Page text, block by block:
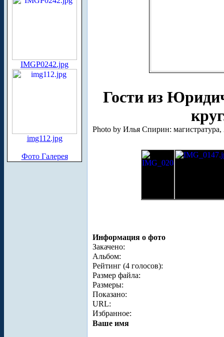
IMGP0242.jpg
img112.jpg
Фото Галерея
Гости из
Photo by Илья Спирин: магистратура,
Информация о фото
Закачено:
Альбом:
Рейтинг (4 голосов):
Размер файла:
Размеры:
Показано:
URL:
Избранное:
Ваше имя